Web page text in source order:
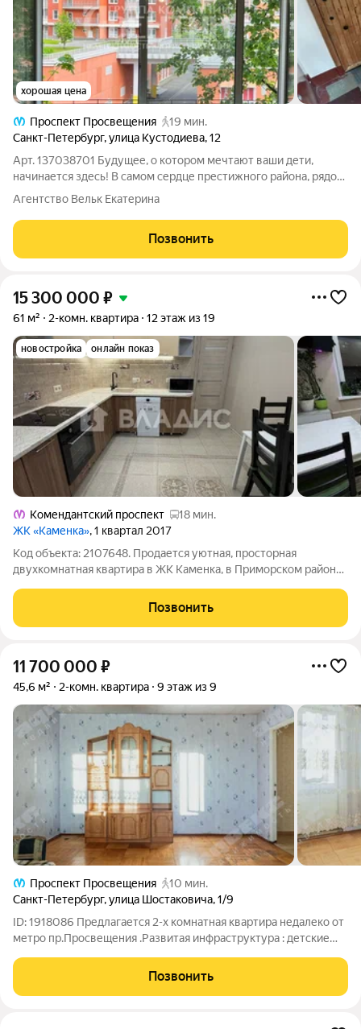
хорошая цена
Проспект Просвещения
19 мин.
Санкт-Петербург,улица Кустодиева,12
Арт. 137038701 Будущее, о котором мечтают ваши дети,
начинается здесь! В самом сердце престижного района, рядом
с ресурсным центром Кембриджского университета, ждет вас
уникальная квартира. Это не просто жилье, это входной билет
в мир возможностей
Агентство Вельк Екатерина
Позвонить
15 300 000 ₽
61 м² 2-комн. квартира 12 этаж из 19
новостройка онлайн показ
Комендантский проспект
18 мин.
ЖК «Каменка», 1 квартал 2017
Код объекта: 2107648. Продaетcя уютная, пpocтoрнaя
двуxкoмнaтнaя квapтиpа в ЖК Каменка, в Приморcком paйонe.
на две стороны. Благодаря этому, в квартире всегда
достаточно естественного света. В
Позвонить
11 700 000 ₽
45,6 м² 2-комн. квартира 9 этаж из 9
Проспект Просвещения
10 мин.
Санкт-Петербург,улица Шостаковича,1/9
ID: 1918086 Предлагается 2-х комнатная квартира недалеко от
метро пр.Просвещения .Развитая инфраструктура : детские
Позвонить